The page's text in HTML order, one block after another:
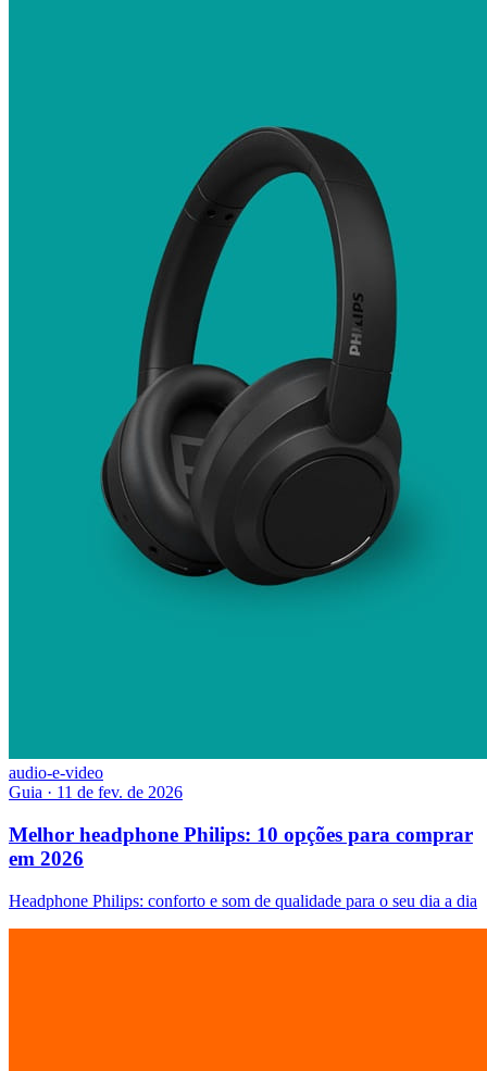
audio-e-video
Guia · 11 de fev. de 2026
Melhor headphone Philips: 10 opções para comprar
em 2026
Headphone Philips: conforto e som de qualidade para o seu dia a dia